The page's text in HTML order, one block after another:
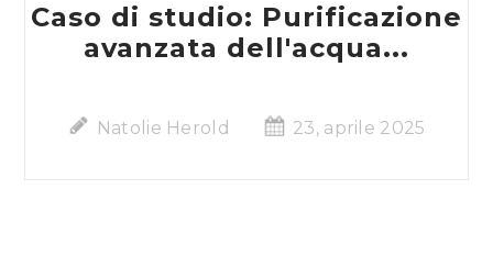
Caso di studio: Purificazione
avanzata dell'acqua...
Natolie Herold 23, aprile 2025